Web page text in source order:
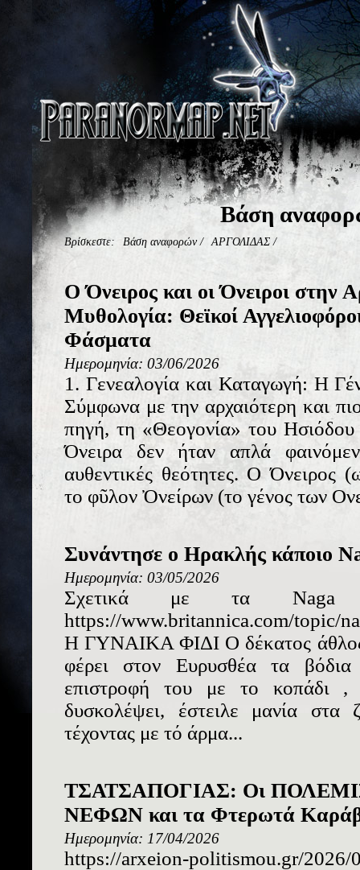
Βάση
Βρίσκεστε: Βάση αναφορών/ ΑΡΓΟΛΙΔΑΣ /
Ο Όνειρος και οι Όνειροι στην
Μυθολογία: Θεϊκοί
Φάσματα
Ημερομηνία: 03/06/2026
1. Γενεαλογία και Καταγωγή: Η
Σύμφωνα με την αρχαιότερη και
πηγή, τη «Θεογονία» του
Όνειρα δεν ήταν απλά
αυθεντικές θεότητες. Ο Όνειρος
το φῦλον Ὀνείρων (το γένος των
Συνάντησε ο Ηρακλής κάποιο
Ημερομηνία: 03/05/2026
Σχετικά με τα
https://www.britannica.com/topic/
Η ΓΥΝΑΙΚΑ ΦΙΔΙ Ο δέκατος
φέρει στον Ευρυσθέα τα
επιστροφή του με το
δυσκολέψει, έστειλε μανία
τέχοντας με τό άρμα...
ΤΣΑΤΣΑΠΟΓΙΑΣ: Οι
ΝΕΦΩΝ και τα Φτερωτά
Ημερομηνία: 17/04/2026
https://arxeion-politismou.gr/2026/